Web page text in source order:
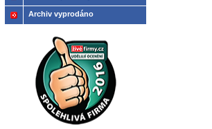
Archiv vyprodáno